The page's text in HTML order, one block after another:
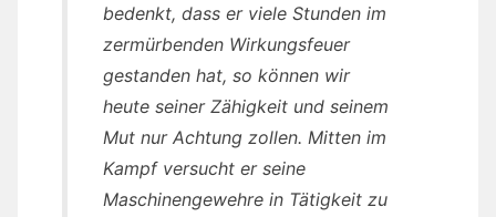
bedenkt, dass er viele Stunden im
zermürbenden Wirkungsfeuer
gestanden hat, so können wir
heute seiner Zähigkeit und seinem
Mut nur Achtung zollen. Mitten im
Kampf versucht er seine
Maschinengewehre in Tätigkeit zu